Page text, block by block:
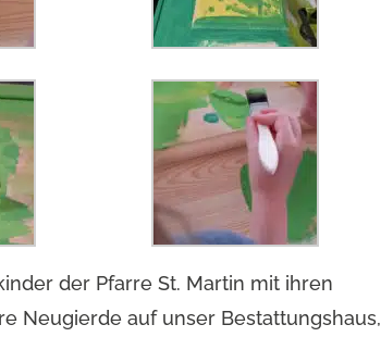
der Pfarre St. Martin mit ihren
Neugierde auf unser Bestattungshaus,